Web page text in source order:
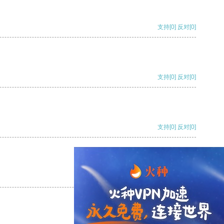
支持[0] 反对[0]
支持[0] 反对[0]
支持[0] 反对[0]
支持